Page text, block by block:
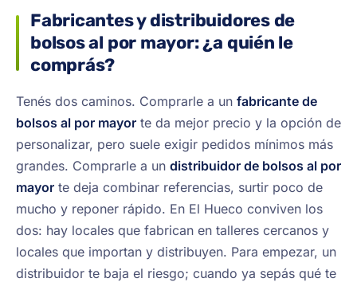
Fabricantes y distribuidores de
bolsos al por mayor: ¿a quién le
comprás?
Tenés dos caminos. Comprarle a un fabricante de
bolsos al por mayor te da mejor precio y la opción de
personalizar, pero suele exigir pedidos mínimos más
grandes. Comprarle a un distribuidor de bolsos al por
mayor te deja combinar referencias, surtir poco de
mucho y reponer rápido. En El Hueco conviven los
dos: hay locales que fabrican en talleres cercanos y
locales que importan y distribuyen. Para empezar, un
distribuidor te baja el riesgo; cuando ya sepás qué te